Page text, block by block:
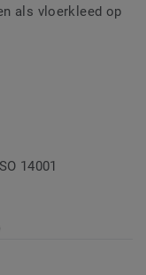
als vloerkleed op
14001